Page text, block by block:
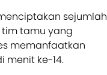
sejumlah
tamu yang
memanfaatkan
menit ke-14.